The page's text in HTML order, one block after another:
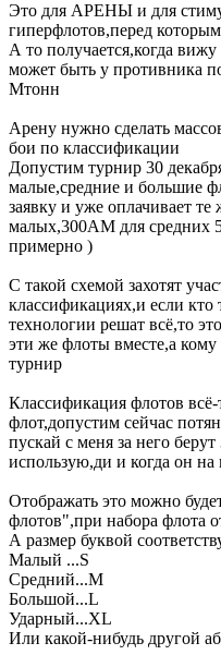
Это для АРЕНЫ и для
гиперфлотов,перед
А то получается,когда
может быть у противника
Мтонн
Арену нужно сделать
бои по классификации
Допустим турнир 30
малые,средние и большие
заявку и уже оплачивает
малых,300АМ для средних
примерно )
С такой схемой захотят
классификациях,и если
технологии решат всё,то
эти же флоты вместе,а
турнир
Классификация флотов
флот,допустим сейчас
пускай с меня за него
использую,ди и когда он на
Отображать это можно
флотов",при набора флота
А размер буквой
Малый ...S
Средний...М
Большой...L
Ударный...XL
Или какой-нибудь другой